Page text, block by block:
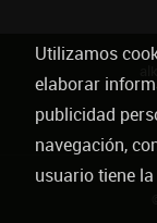
Utilizamos
elaborar
publicidad
navegación,
usuario tiene